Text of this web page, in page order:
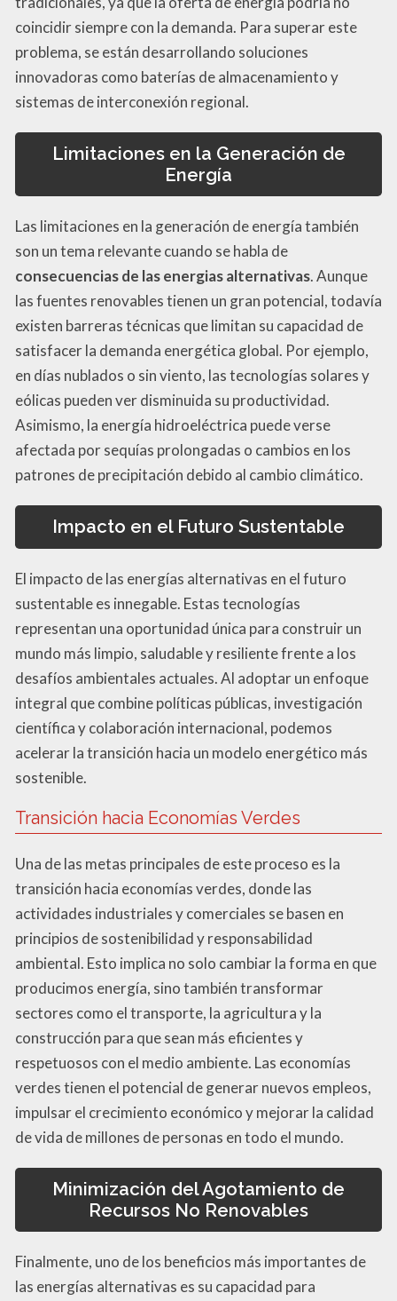
coincidir siempre con la demanda. Para superar este
problema, se están desarrollando soluciones
innovadoras como baterías de almacenamiento y
sistemas de interconexión regional.
Limitaciones en la Generación de
Energía
Las limitaciones en la generación de energía también
son un tema relevante cuando se habla de
consecuencias de las energias alternativas. Aunque
las fuentes renovables tienen un gran potencial, todavía
existen barreras técnicas que limitan su capacidad de
satisfacer la demanda energética global. Por ejemplo,
en días nublados o sin viento, las tecnologías solares y
eólicas pueden ver disminuida su productividad.
Asimismo, la energía hidroeléctrica puede verse
afectada por sequías prolongadas o cambios en los
patrones de precipitación debido al cambio climático.
Impacto en el Futuro Sustentable
El impacto de las energías alternativas en el futuro
sustentable es innegable. Estas tecnologías
representan una oportunidad única para construir un
mundo más limpio, saludable y resiliente frente a los
desafíos ambientales actuales. Al adoptar un enfoque
integral que combine políticas públicas, investigación
científica y colaboración internacional, podemos
acelerar la transición hacia un modelo energético más
sostenible.
Transición hacia Economías Verdes
Una de las metas principales de este proceso es la
transición hacia economías verdes, donde las
actividades industriales y comerciales se basen en
principios de sostenibilidad y responsabilidad
ambiental. Esto implica no solo cambiar la forma en que
producimos energía, sino también transformar
sectores como el transporte, la agricultura y la
construcción para que sean más eficientes y
respetuosos con el medio ambiente. Las economías
verdes tienen el potencial de generar nuevos empleos,
impulsar el crecimiento económico y mejorar la calidad
de vida de millones de personas en todo el mundo.
Minimización del Agotamiento de
Recursos No Renovables
Finalmente, uno de los beneficios más importantes de
las energías alternativas es su capacidad para